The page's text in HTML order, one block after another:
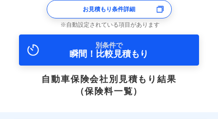
お見積もり条件詳細
自動設定されている項目があります
別条件で
瞬間！比較見積もり
自動車保険会社別見積もり結果
（保険料一覧）